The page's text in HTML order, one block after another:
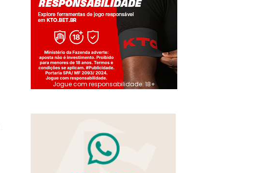
Jogue com responsabilidade. 18+